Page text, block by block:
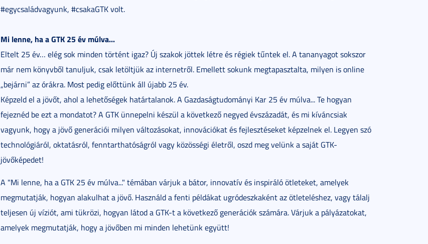
#egycsaládvagyunk, #csakaGTK volt.
Mi lenne, ha a GTK 25 év múlva...
Eltelt 25 év… elég sok minden történt igaz? Új szakok jöttek létre és régiek tűntek el. A tananyagot sokszor
már nem könyvből tanuljuk, csak letöltjük az internetről. Emellett sokunk megtapasztalta, milyen is online
„bejárni” az órákra. Most pedig előttünk áll újabb 25 év.
Képzeld el a jövőt, ahol a lehetőségek határtalanok. A Gazdaságtudományi Kar 25 év múlva... Te hogyan
fejeznéd be ezt a mondatot? A GTK ünnepelni készül a következő negyed évszázadát, és mi kíváncsiak
vagyunk, hogy a jövő generációi milyen változásokat, innovációkat és fejlesztéseket képzelnek el. Legyen szó
technológiáról, oktatásról, fenntarthatóságról vagy közösségi életről, oszd meg velünk a saját GTK-
jövőképedet!
A "Mi lenne, ha a GTK 25 év múlva..." témában várjuk a bátor, innovatív és inspiráló ötleteket, amelyek
megmutatják, hogyan alakulhat a jövő. Használd a fenti példákat ugródeszkaként az ötleteléshez, vagy tálalj
teljesen új víziót, ami tükrözi, hogyan látod a GTK-t a következő generációk számára. Várjuk a pályázatokat,
amelyek megmutatják, hogy a jövőben mi minden lehetünk együtt!